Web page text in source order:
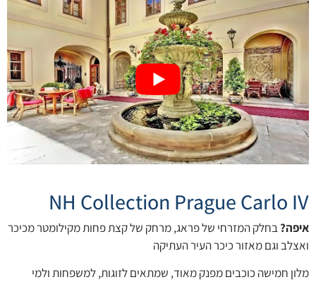
NH Collection Prague Carlo IV
איפה?בחלק המזרחי של פראג, מרחק של קצת פחות מקילומטר מכיכר
ואצלב וגם מאזור כיכר העיר העתיקה
מלון חמישה כוכבים מפנק מאוד, שמתאים לזוגות, למשפחות ולמי